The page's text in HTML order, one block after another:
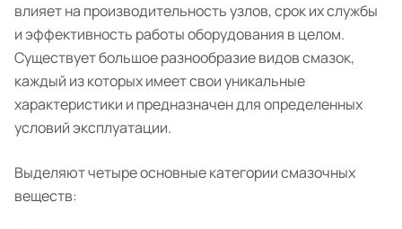
влияет на производительность узлов, срок их службы
и эффективность работы оборудования в целом.
Существует большое разнообразие видов смазок,
каждый из которых имеет свои уникальные
характеристики и предназначен для определенных
условий эксплуатации.
Выделяют четыре основные категории смазочных
веществ: